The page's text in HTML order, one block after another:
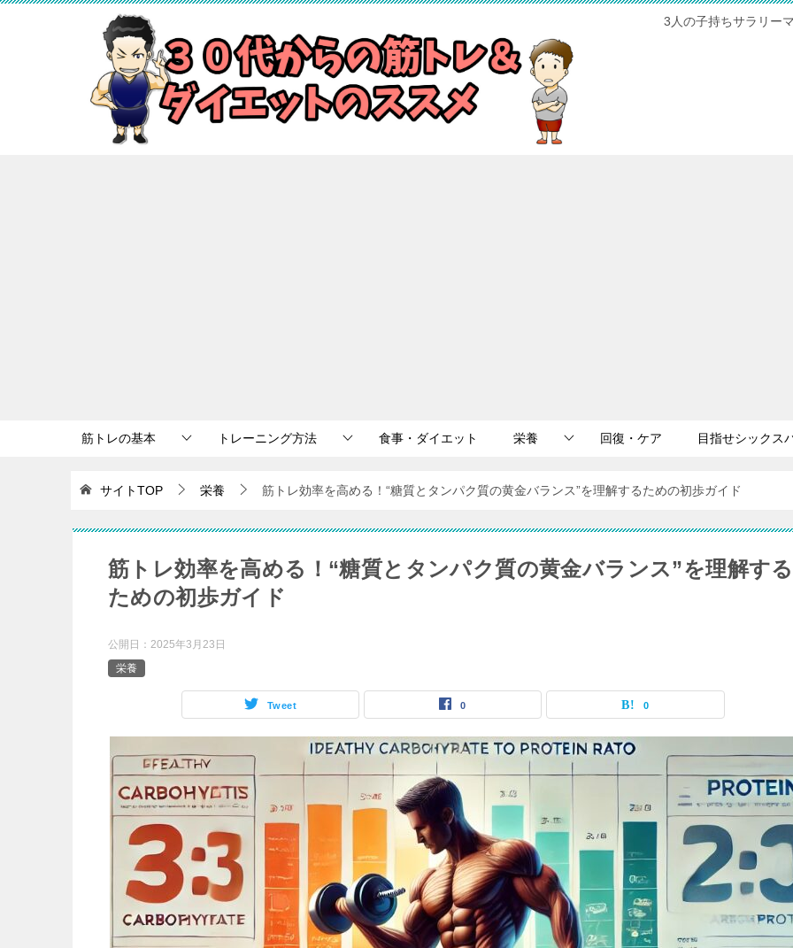
3人の子持ちサラリー
筋トレの基本 トレーニング方法 食事・ダイエット 栄養 回復・ケア 目指せシックス
サイトTOP 栄養 筋トレ効率を高める！“糖質とタンパク質の黄金バランス”を理解するための初歩ガイド
筋トレ効率を高める！“糖質とタンパク質の黄金バランス”を理解する
ための初歩ガイド
公開日： 2025年3月23日
栄養
Tweet 0 0